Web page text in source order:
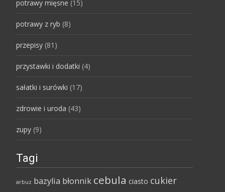
potrawy mięsne (15)
potrawy z ryb (8)
przepisy (81)
przystawki i dodatki (4)
sałatki i surówki (17)
zdrowie i uroda (43)
zupy (9)
Tagi
arbuz bazylia błonnik cebula ciasto cukier